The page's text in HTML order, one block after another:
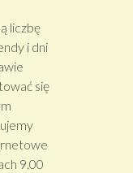
liczbę
i dni
się
9.00